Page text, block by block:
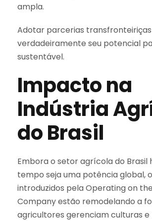
ampla.
Adotar parcerias
verdadeiramente seu potencial
sustentável.
Impacto na
Indústria
do Brasil
Embora o setor agrícola do Brasil
tempo seja uma potência global,
introduzidos pela Operating on
Company estão remodelando a
agricultores gerenciam culturas e